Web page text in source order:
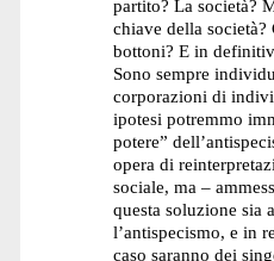
partito? La società?
chiave della società?
bottoni? E in
Sono sempre
corporazioni di
ipotesi potremmo
potere”
opera di
sociale, ma –
questa soluzione sia
l’antispecismo, e in
caso saranno dei